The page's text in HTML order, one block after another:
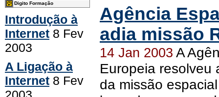
Digito Formação
Introdução à
Internet 8 Fev
2003
A Ligação à
Internet 8 Fev
Agência
adia missão
14 Jan 2003 A
Europeia resolveu
da missão